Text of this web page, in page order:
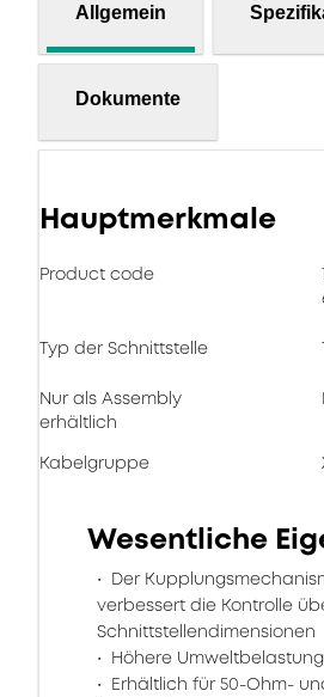
Allgemein
Dokumente
Hauptmerkmale
Product code
Typ der Schnittstelle
Nur als Assembly
erhältlich
Kabelgruppe
Wesentliche
Der
verbessert die Kontrolle
Schnittstellendimensionen
Höhere
Erhältlich für 50-Ohm-